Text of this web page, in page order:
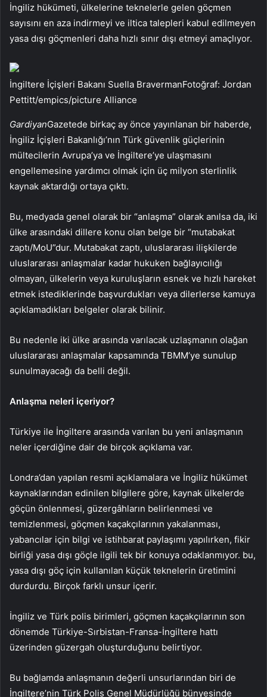
İngiliz hükümeti, ülkelerine teknelerle gelen göçmen
sayısını en aza indirmeyi ve iltica talepleri kabul edilmeyen
yasa dışı göçmenleri daha hızlı sınır dışı etmeyi amaçlıyor.
İngiltere İçişleri Bakanı Suella BravermanFotoğraf: Jordan
Pettitt/empics/picture Alliance
GardiyanGazetede birkaç ay önce yayınlanan bir haberde,
İngiliz İçişleri Bakanlığı’nın Türk güvenlik güçlerinin
mültecilerin Avrupa’ya ve İngiltere’ye ulaşmasını
engellemesine yardımcı olmak için üç milyon sterlinlik
kaynak aktardığı ortaya çıktı.
Bu, medyada genel olarak bir “anlaşma” olarak anılsa da, iki
ülke arasındaki dillere konu olan belge bir “mutabakat
zaptı/MoU”dur. Mutabakat zaptı, uluslararası ilişkilerde
uluslararası anlaşmalar kadar hukuken bağlayıcılığı
olmayan, ülkelerin veya kuruluşların esnek ve hızlı hareket
etmek istediklerinde başvurdukları veya dilerlerse kamuya
açıklamadıkları belgeler olarak bilinir.
Bu nedenle iki ülke arasında varılacak uzlaşmanın olağan
uluslararası anlaşmalar kapsamında TBMM’ye sunulup
sunulmayacağı da belli değil.
Anlaşma neleri içeriyor?
Türkiye ile İngiltere arasında varılan bu yeni anlaşmanın
neler içerdiğine dair de birçok açıklama var.
Londra’dan yapılan resmi açıklamalara ve İngiliz hükümet
kaynaklarından edinilen bilgilere göre, kaynak ülkelerde
göçün önlenmesi, güzergâhların belirlenmesi ve
temizlenmesi, göçmen kaçakçılarının yakalanması,
yabancılar için bilgi ve istihbarat paylaşımı yapılırken, fikir
birliği yasa dışı göçle ilgili tek bir konuya odaklanmıyor. bu,
yasa dışı göç için kullanılan küçük teknelerin üretimini
durdurdu. Birçok farklı unsur içerir.
İngiliz ve Türk polis birimleri, göçmen kaçakçılarının son
dönemde Türkiye-Sırbistan-Fransa-İngiltere hattı
üzerinden güzergah oluşturduğunu belirtiyor.
Bu bağlamda anlaşmanın değerli unsurlarından biri de
İngiltere’nin Türk Polis Genel Müdürlüğü bünyesinde